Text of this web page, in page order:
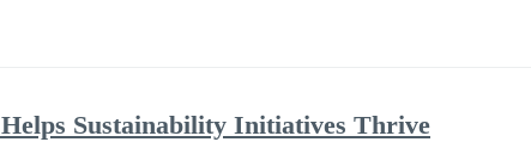
Sustainability Initiatives Thrive